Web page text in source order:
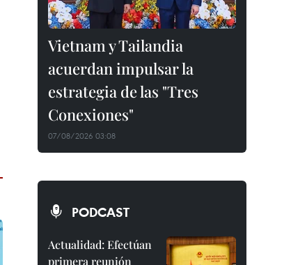
Vietnam y Tailandia
acuerdan impulsar la
estrategia de las "Tres
Conexiones"
07/08/2026 03:08
PODCAST
Actualidad: Efectúan
primera reunión